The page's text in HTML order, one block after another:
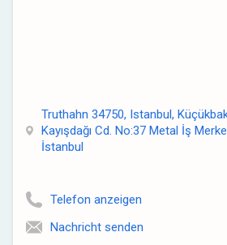
Truthahn 34750, Istanbul,
Kayışdağı Cd. No:37 Metal İş
İstanbul
Telefon anzeigen
Nachricht senden